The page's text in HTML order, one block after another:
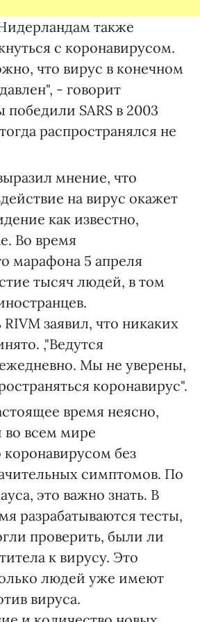
также
с коронавирусом.
что вирус в конечном
- говорит
SARS в 2003
распространялся не
мнение, что
на вирус окажет
как известно,
Во время
марафона 5 апреля
тысяч людей, в том
заявил, что никаких
,"Ведутся
Мы не уверены,
коронавирус".
время неясно,
во всем мире
без
симптомов. По
это важно знать. В
разрабатываются тесты,
проверить, были ли
к вирусу. Это
людей уже имеют
вируса.